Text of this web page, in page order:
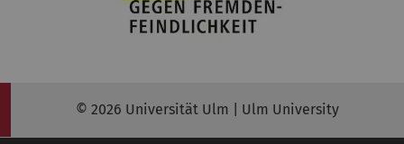
© 2026 Universität Ulm | Ulm University